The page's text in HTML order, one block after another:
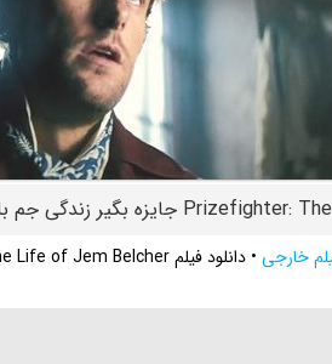
خارجی •دانلود فیلم Prizefighter: The Life of Jem Belcher جایزه بگیر زندگی جم بلچر